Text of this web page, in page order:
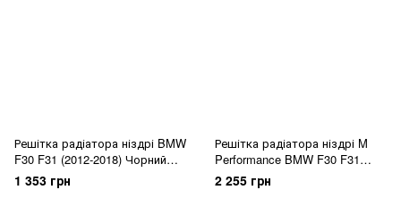
Решітка радіатора ніздрі BMW
F30 F31 (2012-2018) Чорний
глянець
1 353 грн
Решітка радіатора ніздрі M
Performance BMW F30 F31
(2012-2018)
2 255 грн